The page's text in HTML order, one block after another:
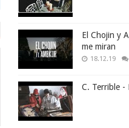
El Chojin y
me miran
18.12.19
C. Terrible -